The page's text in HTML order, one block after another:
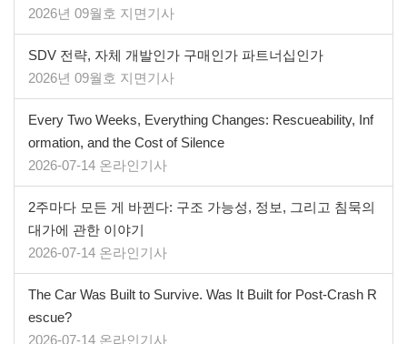
2026년 09월호 지면기사
SDV 전략, 자체 개발인가 구매인가 파트너십인가
2026년 09월호 지면기사
Every Two Weeks, Everything Changes: Rescueability, Inf
ormation, and the Cost of Silence
2026-07-14 온라인기사
2주마다 모든 게 바뀐다: 구조 가능성, 정보, 그리고 침묵의
대가에 관한 이야기
2026-07-14 온라인기사
The Car Was Built to Survive. Was It Built for Post-Crash R
escue?
2026-07-14 온라인기사